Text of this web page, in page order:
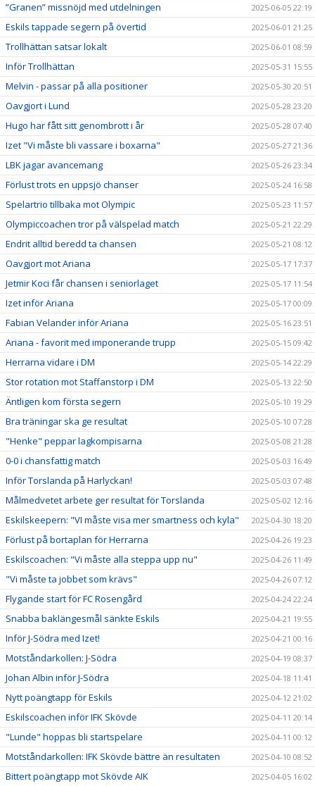
”Granen” missnöjd med utdelningen 2025-06-05 22:19
Eskils tappade segern på övertid 2025-06-01 21:25
Trollhättan satsar lokalt 2025-06-01 08:59
Inför Trollhättan 2025-05-31 15:55
Melvin - passar på alla positioner 2025-05-30 20:51
Oavgjort i Lund 2025-05-28 23:20
Hugo har fått sitt genombrott i år 2025-05-28 07:40
Izet "Vi måste bli vassare i boxarna" 2025-05-27 21:36
LBK jagar avancemang 2025-05-26 23:34
Förlust trots en uppsjö chanser 2025-05-24 16:58
Spelartrio tillbaka mot Olympic 2025-05-23 11:57
Olympiccoachen tror på välspelad match 2025-05-21 22:29
Endrit alltid beredd ta chansen 2025-05-21 08:12
Oavgjort mot Ariana 2025-05-17 17:37
Jetmir Koci får chansen i seniorlaget 2025-05-17 11:54
Izet inför Ariana 2025-05-17 00:09
Fabian Velander inför Ariana 2025-05-16 23:51
Ariana - favorit med imponerande trupp 2025-05-15 09:42
Herrarna vidare i DM 2025-05-14 22:29
Stor rotation mot Staffanstorp i DM 2025-05-13 22:50
Äntligen kom första segern 2025-05-10 19:29
Bra träningar ska ge resultat 2025-05-10 07:28
"Henke" peppar lagkompisarna 2025-05-08 21:28
0-0 i chansfattig match 2025-05-03 16:49
Inför Torslanda på Harlyckan! 2025-05-03 07:48
Målmedvetet arbete ger resultat för Torslanda 2025-05-02 12:16
Eskilskeepern: "VI måste visa mer smartness och kyla" 2025-04-30 18:20
Förlust på bortaplan för Herrarna 2025-04-26 19:23
Eskilscoachen: "Vi måste alla steppa upp nu" 2025-04-26 11:49
"Vi måste ta jobbet som krävs" 2025-04-26 07:12
Flygande start för FC Rosengård 2025-04-24 22:24
Snabba baklängesmål sänkte Eskils 2025-04-21 19:55
Inför J-Södra med Izet! 2025-04-21 00:16
Motståndarkollen: J-Södra 2025-04-19 08:37
Johan Albin inför J-Södra 2025-04-18 11:41
Nytt poängtapp för Eskils 2025-04-12 21:02
Eskilscoachen inför IFK Skövde 2025-04-11 20:14
"Lunde" hoppas bli startspelare 2025-04-11 00:12
Motståndarkollen: IFK Skövde bättre än resultaten 2025-04-10 08:52
Bittert poängtapp mot Skövde AIK 2025-04-05 16:02